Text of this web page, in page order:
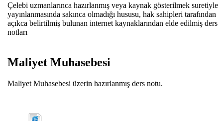
Çelebi uzmanlarınca hazırlanmış veya kaynak gösterilmek suretiyle
yayınlanmasında sakınca olmadığı hususu, hak sahipleri tarafından
açıkca belirtilmiş bulunan internet kaynaklarından elde edilmiş ders
notları
Maliyet Muhasebesi
Maliyet Muhasebesi üzerin hazırlanmış ders notu.